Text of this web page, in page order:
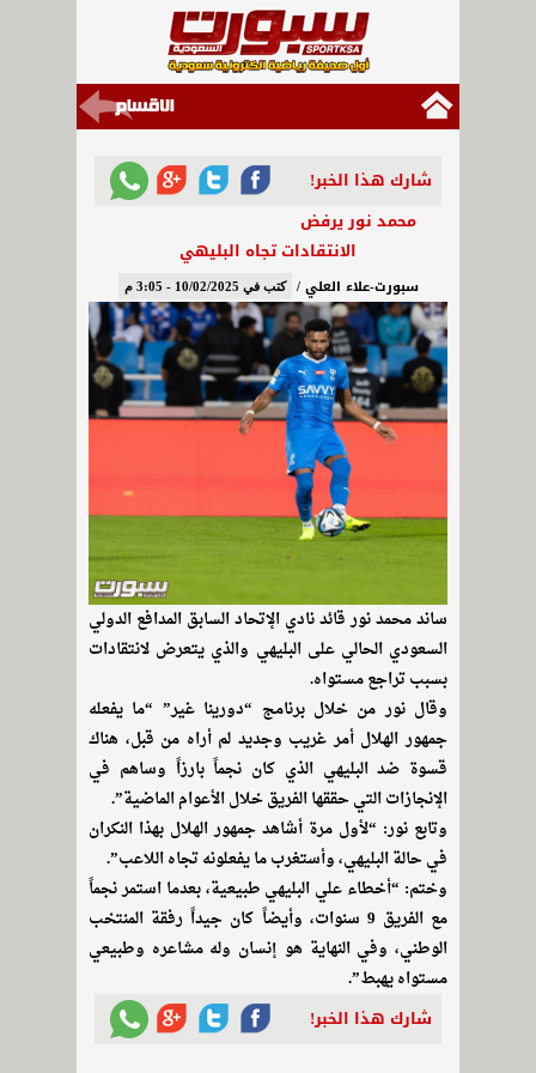
شارك هذا الخبر!
محمد نور يرفض
الانتقادات تجاه البليهي
سبورت-علاء العلي / كتب في 10/02/2025 - 3:05 م
ساند محمد نور قائد نادي الإتحاد السابق المدافع الدولي
السعودي الحالي على البليهي والذي يتعرض لانتقادات
بسبب تراجع مستواه.
وقال نور من خلال برنامج “دورينا غير” “ما يفعله
جمهور الهلال أمر غريب وجديد لم أراه من قبل، هناك
قسوة ضد البليهي الذي كان نجماً بارزاً وساهم في
الإنجازات التي حققها الفريق خلال الأعوام الماضية”.
وتابع نور: “لأول مرة أشاهد جمهور الهلال بهذا النكران
في حالة البليهي، وأستغرب ما يفعلونه تجاه اللاعب”.
وختم: “أخطاء علي البليهي طبيعية، بعدما استمر نجماً
مع الفريق 9 سنوات، وأيضاً كان جيداً رفقة المنتخب
الوطني، وفي النهاية هو إنسان وله مشاعره وطبيعي
مستواه يهبط”.
شارك هذا الخبر!